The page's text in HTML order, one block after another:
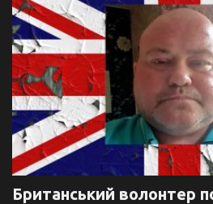
Британський волонтер